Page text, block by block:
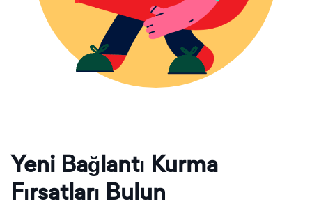
Yeni Bağlantı Kurma
Fırsatları Bulun